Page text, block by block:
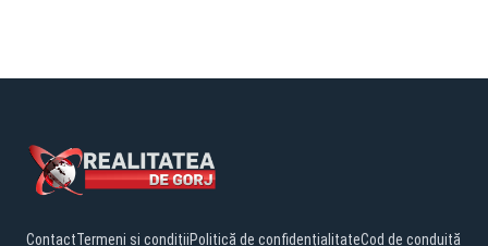
ContactTermeni și condițiiPolitică de confidențialitateCod de conduită